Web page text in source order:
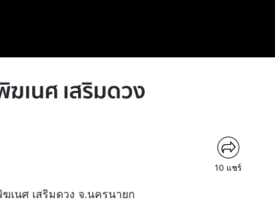
เนศ เสริมดวง
10 แชร์
เนศ เสริมดวง จ.นครนายก